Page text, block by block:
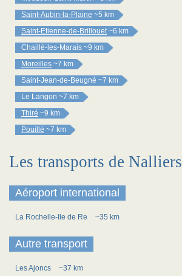
Saint-Aubin-la-Plaine ~5 km
Saint-Etienne-de-Brillouet ~6 km
Chaillé-les-Marais ~9 km
Moreilles ~7 km
Saint-Jean-de-Beugné ~7 km
Le Langon ~7 km
Thiré ~9 km
Pouillé ~7 km
Les transports de Nalliers
Aéroport international
La Rochelle-Ile de Re ~35 km
Autre transport
Les Ajoncs ~37 km